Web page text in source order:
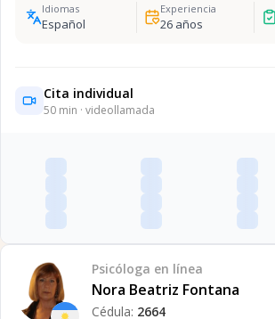
Idiomas
Español
Experiencia
26años
Cita individual
50 min · videollamada
Psicóloga en línea
Nora Beatriz Fontana
Cédula: 2664